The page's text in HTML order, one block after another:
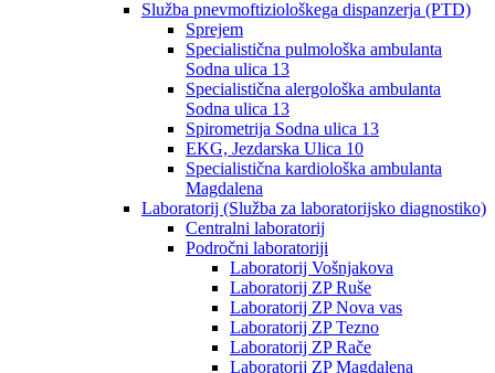
Služba pnevmoftiziološkega dispanzerja (PTD)
Sprejem
Specialistična pulmološka ambulanta
Sodna ulica 13
Specialistična alergološka ambulanta
Sodna ulica 13
Spirometrija Sodna ulica 13
EKG, Jezdarska Ulica 10
Specialistična kardiološka ambulanta
Magdalena
Laboratorij (Služba za laboratorijsko diagnostiko)
Centralni laboratorij
Področni laboratoriji
Laboratorij Vošnjakova
Laboratorij ZP Ruše
Laboratorij ZP Nova vas
Laboratorij ZP Tezno
Laboratorij ZP Rače
Laboratorij ZP Magdalena